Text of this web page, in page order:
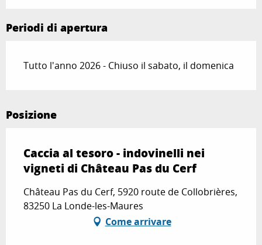
Periodi di apertura
Tutto l'anno 2026 - Chiuso il sabato, il domenica
Posizione
Caccia al tesoro - indovinelli nei
vigneti di Château Pas du Cerf
Château Pas du Cerf, 5920 route de Collobrières,
83250 La Londe-les-Maures
Come arrivare